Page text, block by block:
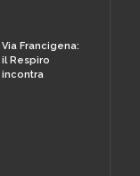
Via Francigena:
il Respiro
incontra